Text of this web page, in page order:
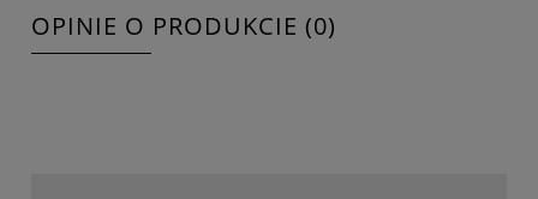
OPINIE O PRODUKCIE (0)